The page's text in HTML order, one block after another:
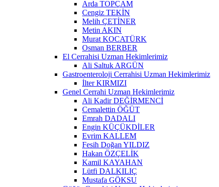
Arda TOPÇAM
Cengiz TEKİN
Melih ÇETİNER
Metin AKIN
Murat KOCATÜRK
Osman BERBER
El Cerrahisi Uzman Hekimlerimiz
Ali Saltuk ARGÜN
Gastroenteroloji Cerrahisi Uzman Hekimlerimiz
İlter KIRMIZI
Genel Cerrahi Uzman Hekimlerimiz
Ali Kadir DEĞİRMENCİ
Cemalettin ÖĞÜT
Emrah DADALI
Engin KÜÇÜKDİLER
Evrim KALLEM
Fesih Doğan YILDIZ
Hakan ÖZÇELİK
Kamil KAYAHAN
Lütfi DALKILIÇ
Mustafa GÖKSU